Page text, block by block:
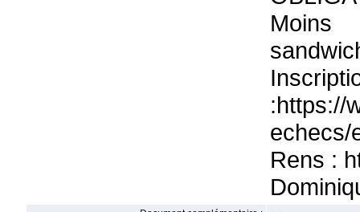
Moins
:https://
echecs/
Rens :